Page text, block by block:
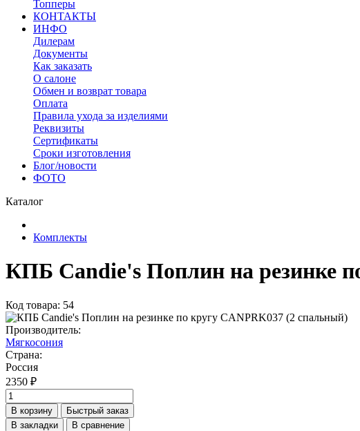
Топперы
КОНТАКТЫ
ИНФО
Дилерам
Документы
Как заказать
О салоне
Обмен и возврат товара
Оплата
Правила ухода за изделиями
Реквизиты
Сертификаты
Сроки изготовления
Блог/новости
ФОТО
Каталог
Комплекты
КПБ Candie's Поплин на резинке
Код товара: 54
Производитель:
Мягкосония
Страна:
Россия
2350 ₽
В корзину
Быстрый заказ
В закладки
В сравнение